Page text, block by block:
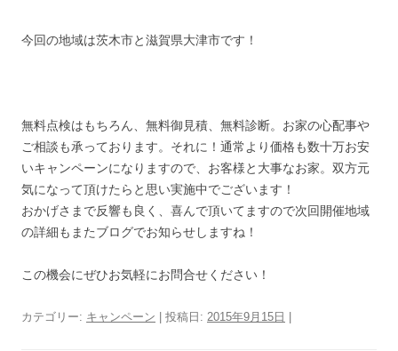
今回の地域は茨木市と滋賀県大津市です！
無料点検はもちろん、無料御見積、無料診断。お家の心配事や
ご相談も承っております。それに！通常より価格も数十万お安
いキャンペーンになりますので、お客様と大事なお家。双方元
気になって頂けたらと思い実施中でございます！
おかげさまで反響も良く、喜んで頂いてますので次回開催地域
の詳細もまたブログでお知らせしますね！
この機会にぜひお気軽にお問合せください！
カテゴリー: キャンペーン | 投稿日: 2015年9月15日